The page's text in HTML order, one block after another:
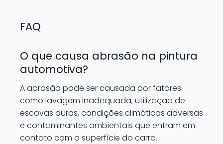
FAQ
O que causa abrasão na pintura
automotiva?
A abrasão pode ser causada por fatores
como lavagem inadequada, utilização de
escovas duras, condições climáticas adversas
e contaminantes ambientais que entram em
contato com a superfície do carro.